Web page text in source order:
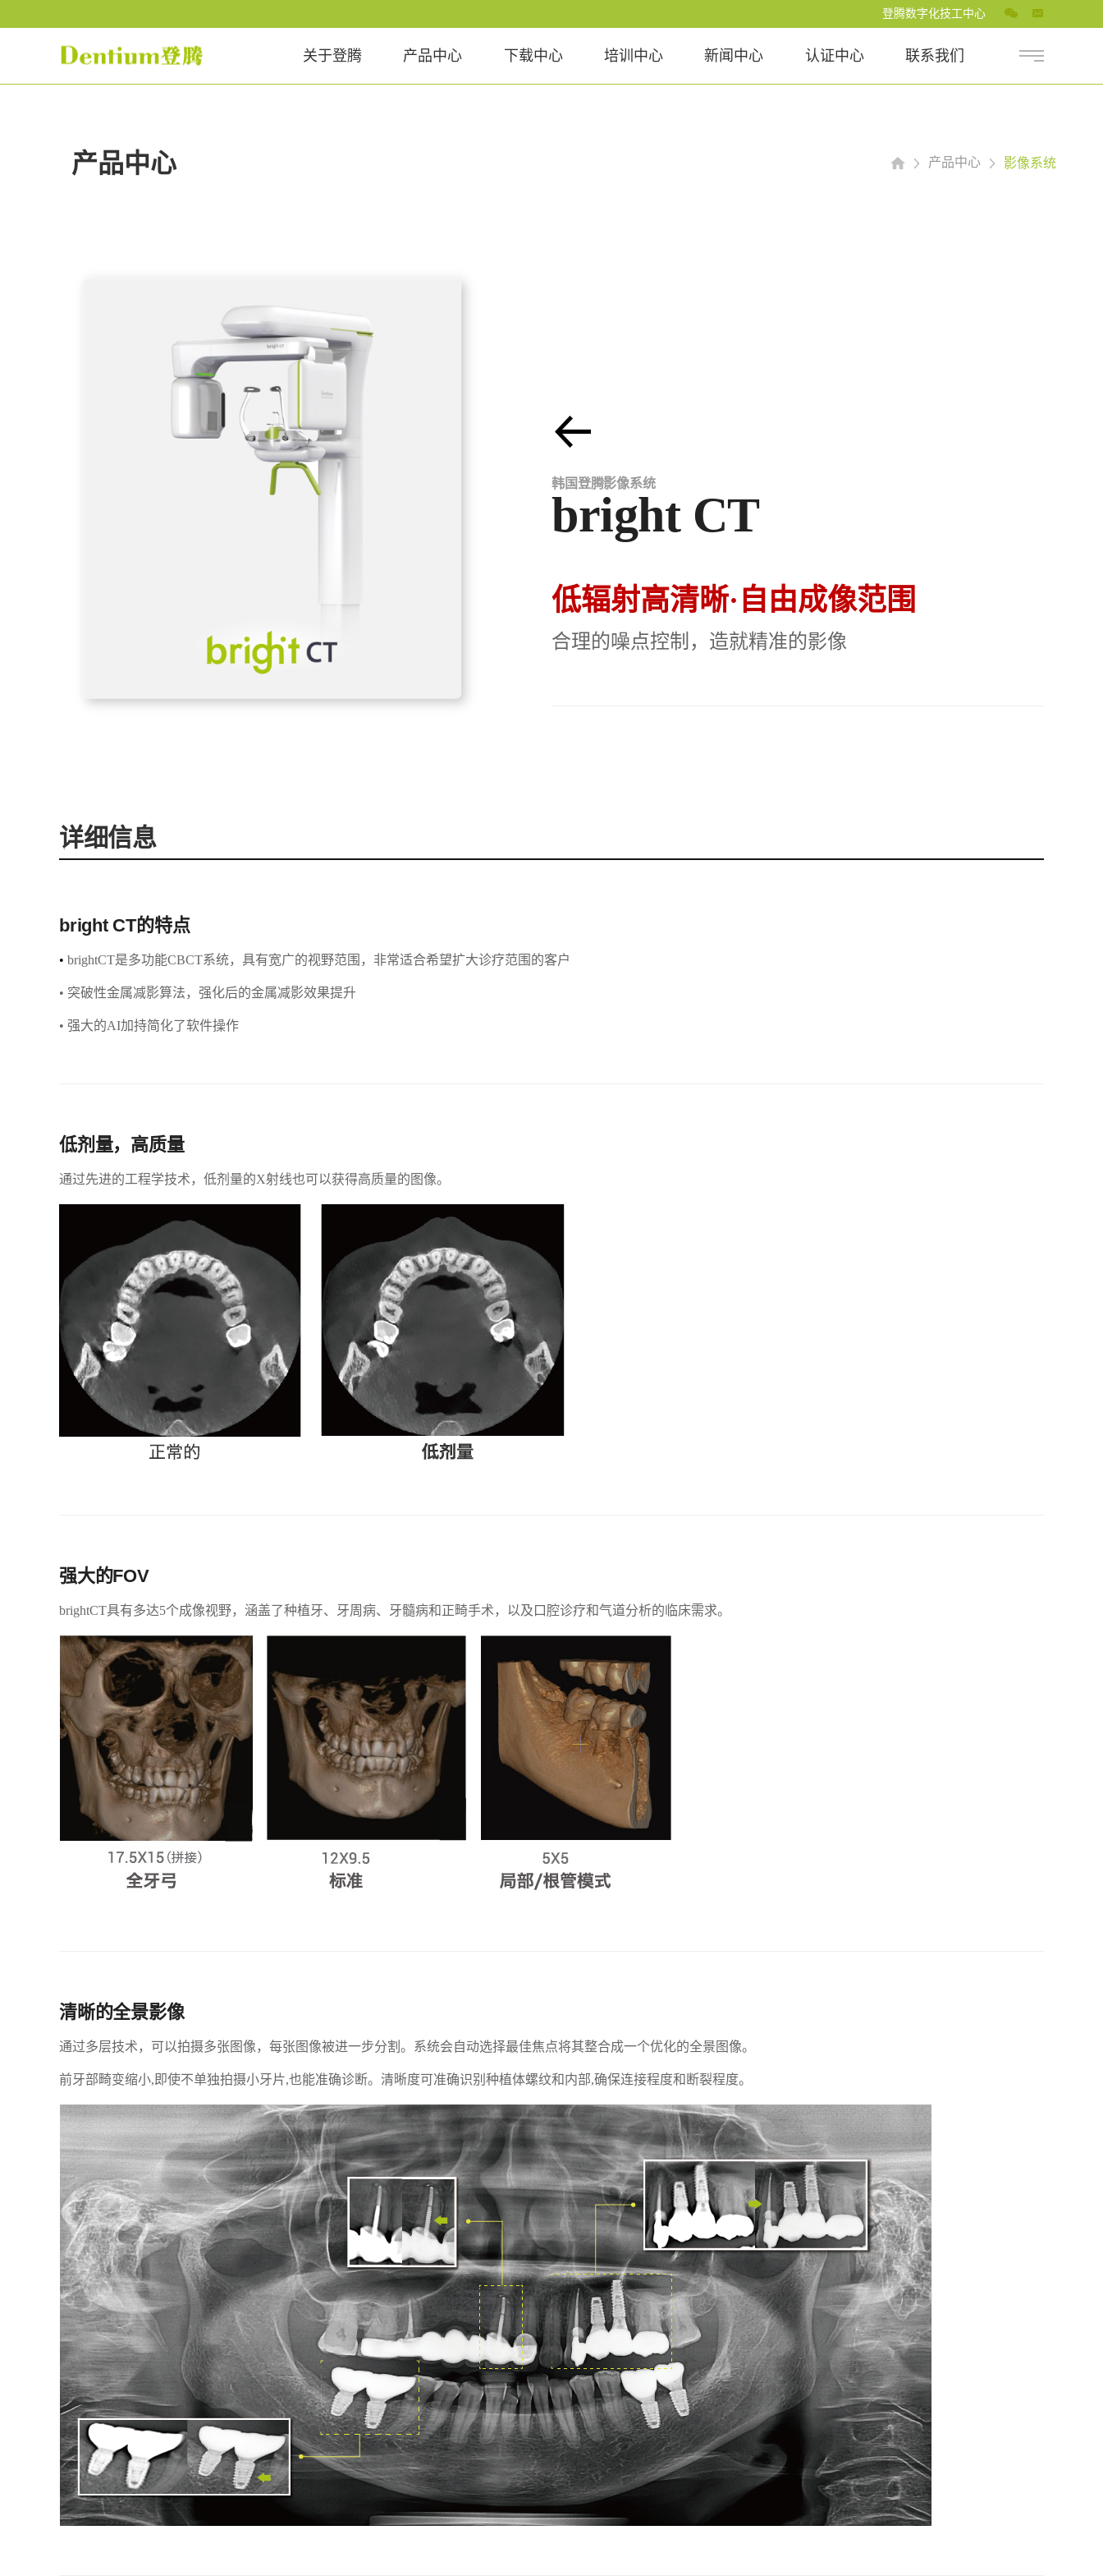
登腾数字化技工中心
关于登腾 产品中心 下载中心 培训中心 新闻中心 认证中心 联系我们
产品中心 产品中心 影像系统
韩国登腾影像系统
bright CT
低辐射高清晰·自由成像范围
合理的噪点控制，造就精准的影像
详细信息
bright CT的特点
• brightCT是多功能CBCT系统，具有宽广的视野范围，非常适合希望扩大诊疗范围的客户
• 突破性金属减影算法，强化后的金属减影效果提升
• 强大的AI加持简化了软件操作
低剂量，高质量
通过先进的工程学技术，低剂量的X射线也可以获得高质量的图像。
强大的FOV
brightCT具有多达5个成像视野，涵盖了种植牙、牙周病、牙髓病和正畸手术，以及口腔诊疗和气道分析的临床需求。
清晰的全景影像
通过多层技术，可以拍摄多张图像，每张图像被进一步分割。系统会自动选择最佳焦点将其整合成一个优化的全景图像。
前牙部畸变缩小,即使不单独拍摄小牙片,也能准确诊断。清晰度可准确识别种植体螺纹和内部,确保连接程度和断裂程度。